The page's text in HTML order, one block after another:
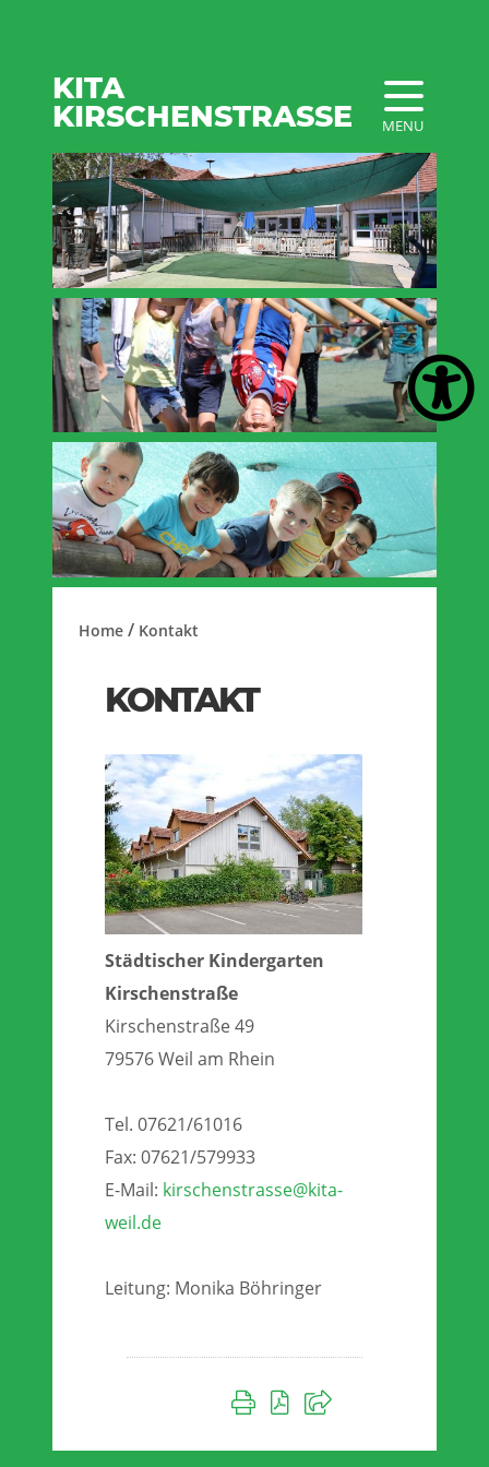
MENU
KITA
KIRSCHENSTRASSE
Home / Kontakt
KONTAKT
Städtischer Kindergarten
Kirschenstraße
Kirschenstraße 49
79576 Weil am Rhein
Tel. 07621/61016
Fax: 07621/579933
E-Mail: kirschenstrasse@kita-
weil.de
Leitung: Monika Böhringer